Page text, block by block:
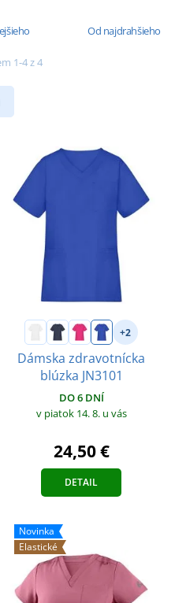
Od najdrahšieho
1-4 z 4
+2
Dámska zdravotnícka
blúzka JN3101
DO 6 DNÍ
v piatok 14. 8. u vás
24,50 €
DETAIL
Novinka
Elastické